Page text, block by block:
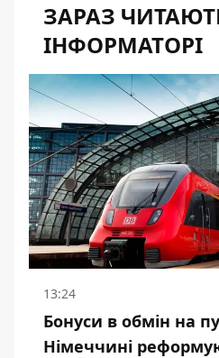
ЗАРАЗ
ІНФОРМАТОРІ
13:24
Бонуси в обмін на
Німеччині